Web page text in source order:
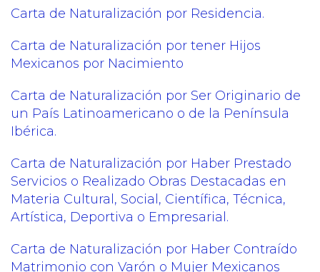
Carta de Naturalización por Residencia.
Carta de Naturalización por tener Hijos
Mexicanos por Nacimiento
Carta de Naturalización por Ser Originario de
un País Latinoamericano o de la Península
Ibérica.
Carta de Naturalización por Haber Prestado
Servicios o Realizado Obras Destacadas en
Materia Cultural, Social, Científica, Técnica,
Artística, Deportiva o Empresarial.
Carta de Naturalización por Haber Contraído
Matrimonio con Varón o Mujer Mexicanos